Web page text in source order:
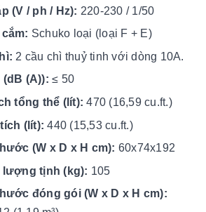
(V / ph / Hz): 220-230 / 1/50
Schuko loại (loại F + E)
2 cầu chì thuỷ tinh với dòng 10A.
(A)): ≤ 50
tổng thể (lít):470 (16,59 cu.ft.)
(lít): 440 (15,53 cu.ft.)
(W x D x H cm): 60x74x192
lượng tịnh (kg): 105
đóng gói (W x D x H cm):